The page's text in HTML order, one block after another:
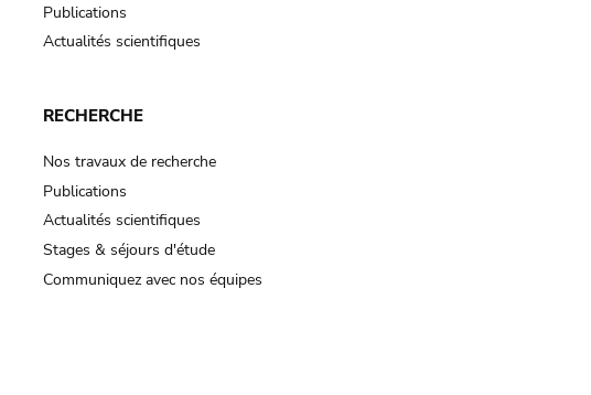
Publications
Actualités scientifiques
RECHERCHE
Nos travaux de recherche
Publications
Actualités scientifiques
Stages & séjours d'étude
Communiquez avec nos équipes